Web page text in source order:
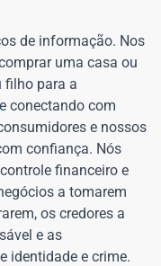
de informação. Nos
uma casa ou
filho para a
conectando com
e nossos
confiança. Nós
financeiro e
a tomarem
os credores a
e as
identidade e crime.